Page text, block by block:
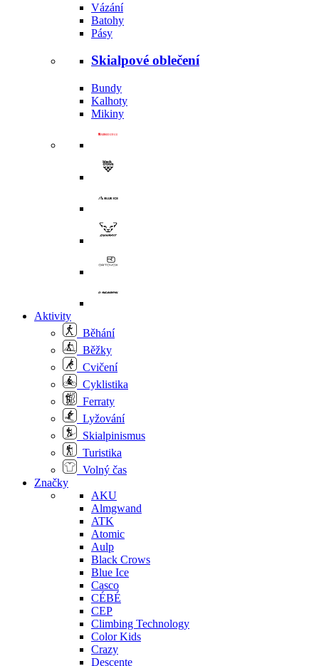
Vázání
Batohy
Pásy
Skialpové oblečení
Bundy
Kalhoty
Mikiny
Aktivity
Běhání
Běžky
Cvičení
Cyklistika
Ferraty
Lyžování
Skialpinismus
Turistika
Volný čas
Značky
AKU
Almgwand
ATK
Atomic
Aulp
Black Crows
Blue Ice
Casco
CÉBÉ
CEP
Climbing Technology
Color Kids
Crazy
Descente